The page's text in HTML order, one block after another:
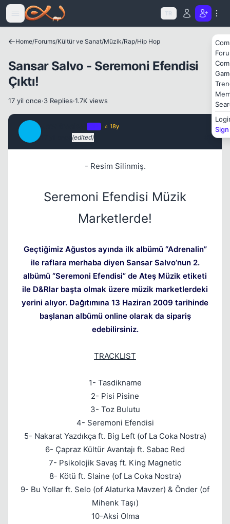
Icerige atla
TR
Home/Forums/Kültür ve Sanat/Müzik/Rap/Hip Hop
Sansar Salvo - Seremoni Efendisi
Çıktı!
17 yil once·3 Replies·1.7K views
⭐ 18y
(edited)
- Resim Silinmiş.
Seremoni Efendisi Müzik
Marketlerde!
Geçtiğimiz Ağustos ayında ilk albümü “Adrenalin”
ile raflara merhaba diyen Sansar Salvo’nun 2.
albümü “Seremoni Efendisi” de Ateş Müzik etiketi
ile D&Rlar başta olmak üzere müzik marketlerdeki
yerini alıyor. Dağıtımına 13 Haziran 2009 tarihinde
başlanan albümü online olarak da sipariş
edebilirsiniz.
TRACKLIST
1- Tasdikname
2- Pisi Pisine
3- Toz Bulutu
4- Seremoni Efendisi
5- Nakarat Yazdıkça ft. Big Left (of La Coka Nostra)
6- Çapraz Kültür Avantajı ft. Sabac Red
7- Psikolojik Savaş ft. King Magnetic
8- Kötü ft. Slaine (of La Coka Nostra)
9- Bu Yollar ft. Selo (of Alaturka Mavzer) & Önder (of
Mihenk Taşı)
10-Aksi Olma
Kapat